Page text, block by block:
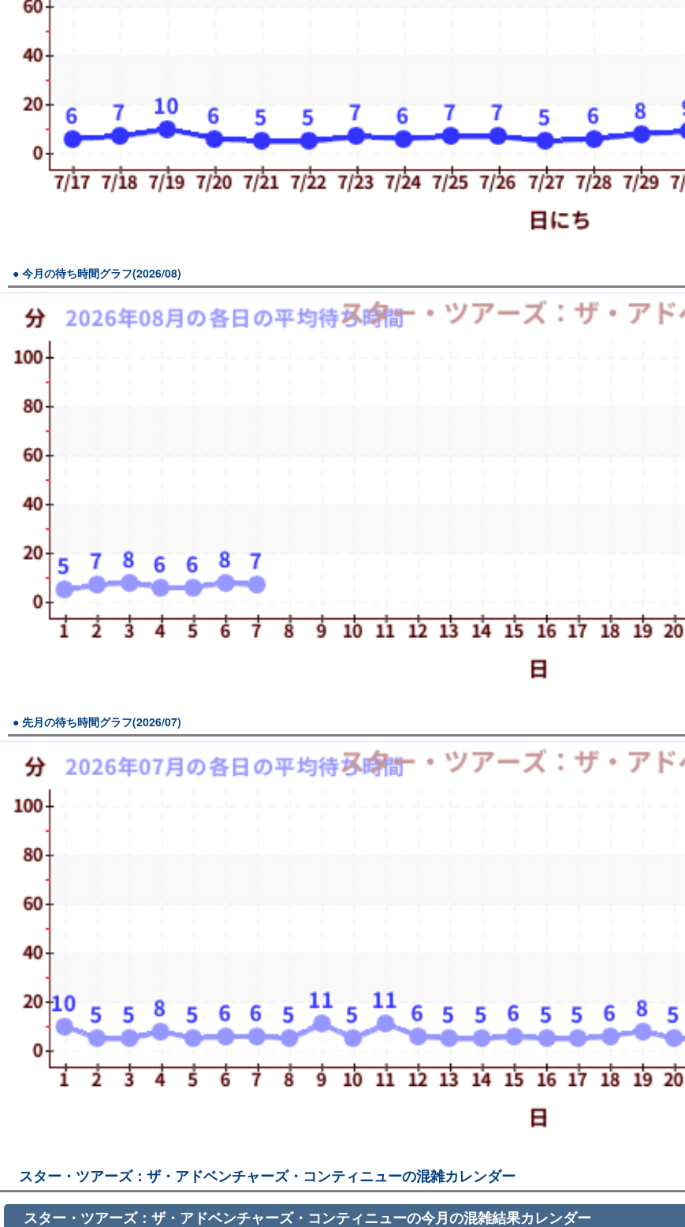
今月の待ち時間グラフ(2026/08)
先月の待ち時間グラフ(2026/07)
スター・ツアーズ：ザ・アドベンチャーズ・コンティニューの混雑カレンダー
スター・ツアーズ：ザ・アドベンチャーズ・コンティニューの今月の混雑結果カレンダー